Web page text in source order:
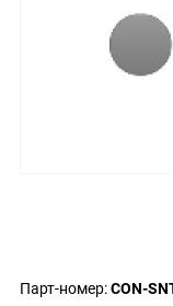
Парт-номер:CON-